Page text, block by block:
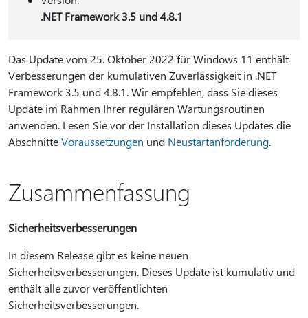
.NET Framework 3.5 und 4.8.1
Das Update vom 25. Oktober 2022 für Windows 11 enthält
Verbesserungen der kumulativen Zuverlässigkeit in .NET
Framework 3.5 und 4.8.1. Wir empfehlen, dass Sie dieses
Update im Rahmen Ihrer regulären Wartungsroutinen
anwenden. Lesen Sie vor der Installation dieses Updates die
AbschnitteVoraussetzungen und Neustartanforderung.
Zusammenfassung
Sicherheitsverbesserungen
In diesem Release gibt es keine neuen
Sicherheitsverbesserungen. Dieses Update ist kumulativ und
enthält alle zuvor veröffentlichten
Sicherheitsverbesserungen.